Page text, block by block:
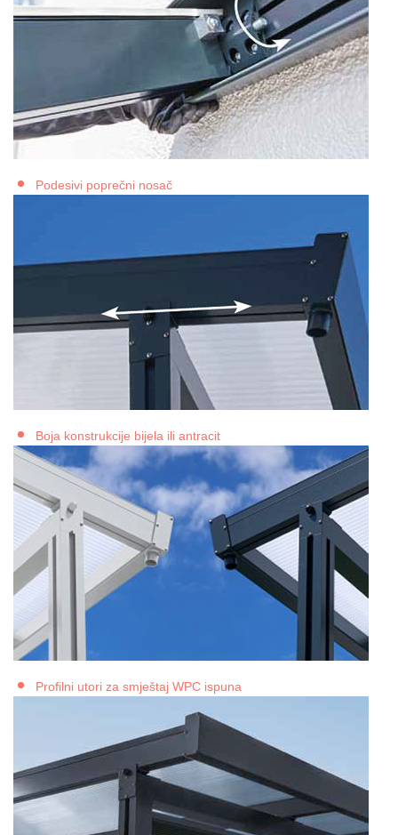
Podesivi poprečni nosač
Boja konstrukcije bijela ili antracit
Profilni utori za smještaj WPC ispuna